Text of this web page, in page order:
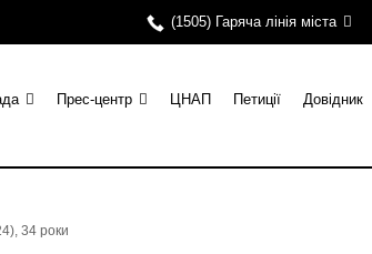
(1505) Гаряча лінія міста
Прес-центр ЦНАП Петиції Довідник
34 роки